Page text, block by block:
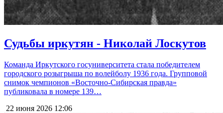
Судьбы иркутян - Николай Лоскутов
Команда Иркутского госуниверситета стала победителем
городского розыгрыша по волейболу 1936 года. Групповой
снимок чемпионов «Восточно-Сибирская правда»
публиковала в номере 139…
22 июня 2026 12:06